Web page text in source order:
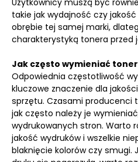
Użytkownicy muszą być
takie jak wydajność czy
obrębie tej samej marki,
charakterystyką tonera przed
Jak często wymieniać
Odpowiednia częstotliwość
kluczowe znaczenie dla
sprzętu. Czasami producenci
jak często należy je
wydrukowanych stron. Warto
jakość wydruków i wszelkie
blaknięcie kolorów czy smugi.